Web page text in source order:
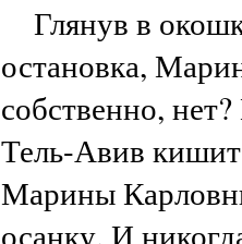
Глянув в
остановка,
собственно,
Тель-Авив кишит
Марины
осанку. И